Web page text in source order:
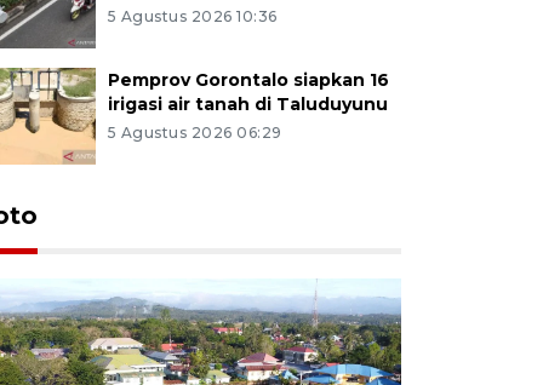
5 Agustus 2026 10:36
Pemprov Gorontalo siapkan 16
irigasi air tanah di Taluduyunu
5 Agustus 2026 06:29